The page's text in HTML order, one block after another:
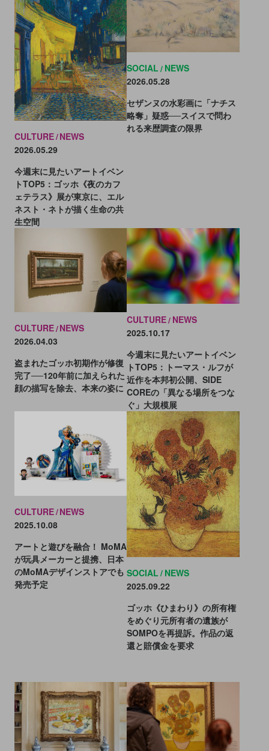
CULTURE NEWS
2026.05.29
今週末に見たいアートイベン
トTOP5：ゴッホ《夜のカフ
ェテラス》展が東京に、エル
ネスト・ネトが描く生命の共
生空間
SOCIAL NEWS
2026.05.28
セザンヌの水彩画に「ナチス
略奪」疑惑──スイスで問わ
れる来歴調査の限界
CULTURE NEWS
2026.04.03
盗まれたゴッホ初期作が修復
完了──120年前に加えられた
顔の描写を除去、本来の姿に
CULTURE NEWS
2025.10.17
今週末に見たいアートイベン
トTOP5：トーマス・ルフが
近作を本邦初公開、SIDE
COREの「異なる場所をつな
ぐ」大規模展
CULTURE NEWS
2025.10.08
アートと遊びを融合！ MoMA
が玩具メーカーと提携、日本
のMoMAデザインストアでも
発売予定
SOCIAL NEWS
2025.09.22
ゴッホ《ひまわり》の所有権
をめぐり元所有者の遺族が
SOMPOを再提訴。作品の返
還と賠償金を要求